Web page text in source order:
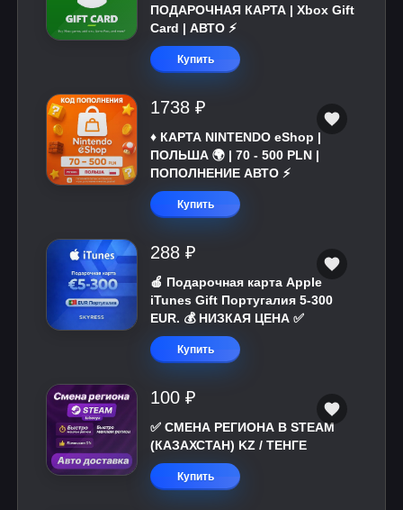
ПОДАРОЧНАЯ КАРТА | Xbox Gift
Card | АВТО ⚡
Купить
1738 ₽
♦️ КАРТА NINTENDO eShop |
ПОЛЬША 🌍 | 70 - 500 PLN |
ПОПОЛНЕНИЕ АВТО ⚡
Купить
288 ₽
🍎 Подарочная карта Apple
iTunes Gift Португалия 5-300
EUR. 💰 НИЗКАЯ ЦЕНА ✅
Купить
100 ₽
✅ СМЕНА РЕГИОНА В STEAM
(КАЗАХСТАН) KZ / ТЕНГЕ
Купить